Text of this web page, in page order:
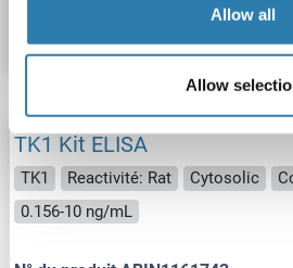
Allow all
Allow
TK1 Kit ELISA
TK1 Reactivité: Rat Cytosolic
0.156-10 ng/mL